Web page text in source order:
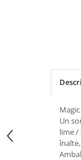
Pliculete Zahar si
Stabilizatoare
Piese schimb
Accesorii si
Curatare
Un
lime /